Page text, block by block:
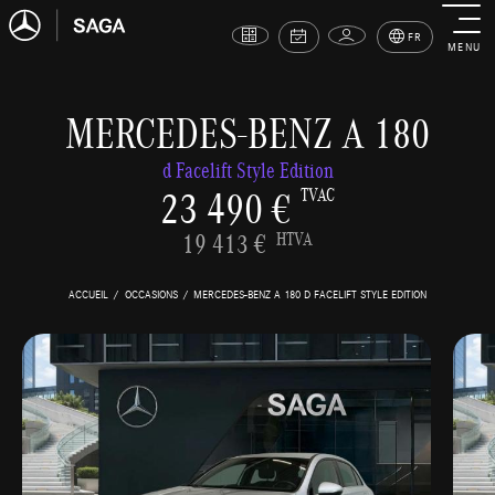
FR
MENU
MERCEDES-BENZ A 180
d Facelift Style Edition
23 490 € TVAC
19 413 € HTVA
ACCUEIL OCCASIONS MERCEDES-BENZ A 180 D FACELIFT STYLE EDITION